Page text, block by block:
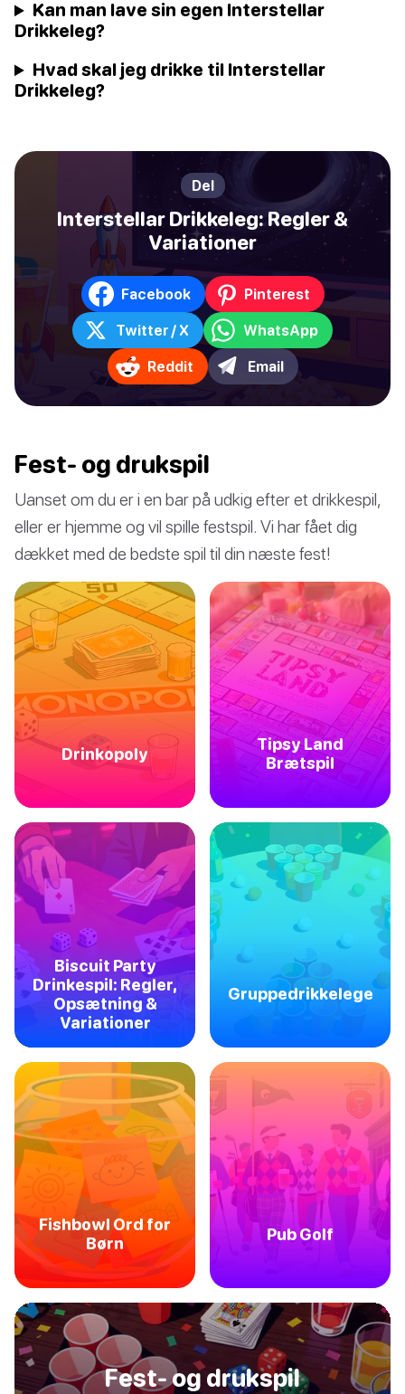
Kan man lave sin egen Interstellar
Drikkeleg?
Hvad skal jeg drikke til Interstellar
Drikkeleg?
Del
Interstellar Drikkeleg: Regler &
Variationer
Facebook Pinterest
Twitter / X WhatsApp
Reddit Email
Fest- og drukspil
Uanset om du er i en bar på udkig efter et drikkespil,
eller er hjemme og vil spille festspil. Vi har fået dig
dækket med de bedste spil til din næste fest!
Drinkopoly
Tipsy Land
Brætspil
Biscuit Party
Drinkespil: Regler,
Opsætning &
Variationer
Gruppedrikkelege
Fishbowl Ord for
Børn
Pub Golf
Fest- og drukspil